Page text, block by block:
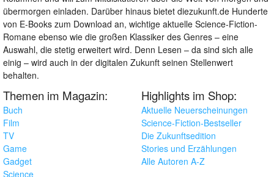
übermorgen einladen. Darüber hinaus bietet diezukunft.de Hunderte
von E-Books zum Download an, wichtige aktuelle Science-Fiction-
Romane ebenso wie die großen Klassiker des Genres – eine
Auswahl, die stetig erweitert wird. Denn Lesen – da sind sich alle
einig – wird auch in der digitalen Zukunft seinen Stellenwert
behalten.
Themen im Magazin:
Buch
Film
TV
Game
Gadget
Science
Highlights im Shop:
Aktuelle Neuerscheinungen
Science-Fiction-Bestseller
Die Zukunftsedition
Stories und Erzählungen
Alle Autoren A-Z